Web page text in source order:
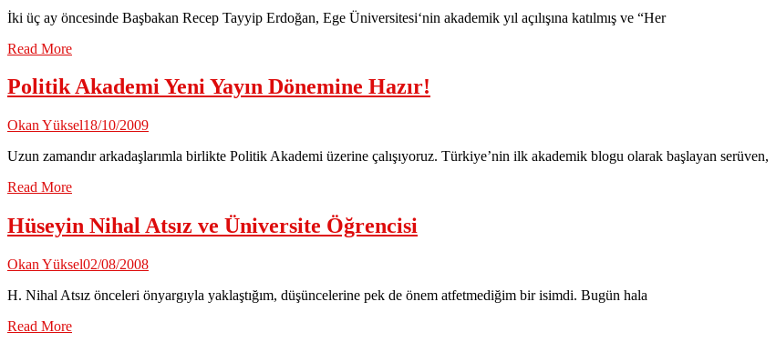
İki üç ay öncesinde Başbakan Recep Tayyip Erdoğan, Ege Üniversitesi‘nin akademik yıl açılışına katılmış ve “Her
Read More
Politik Akademi Yeni Yayın Dönemine Hazır!
Okan Yüksel18/10/2009
Uzun zamandır arkadaşlarımla birlikte Politik Akademi üzerine çalışıyoruz. Türkiye’nin ilk akademik blogu olarak başlayan serüven,
Read More
Hüseyin Nihal Atsız ve Üniversite Öğrencisi
Okan Yüksel02/08/2008
H. Nihal Atsız önceleri önyargıyla yaklaştığım, düşüncelerine pek de önem atfetmediğim bir isimdi. Bugün hala
Read More